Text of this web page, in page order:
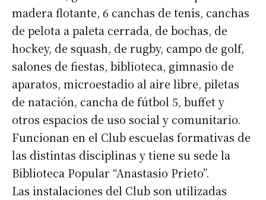
Suscribirme gratis
Dirección de correo electrónico *
Nombre
Apellidos
madera flotante, 6 canchas de tenis, canchas
de pelota a paleta cerrada, de bochas, de
hockey, de squash, de rugby, campo de golf,
salones de fiestas, biblioteca, gimnasio de
aparatos, microestadio al aire libre, piletas
de natación, cancha de fútbol 5, buffet y
otros espacios de uso social y comunitario.
Funcionan en el Club escuelas formativas de
las distintas disciplinas y tiene su sede la
Biblioteca Popular “Anastasio Prieto”.
Las instalaciones del Club son utilizadas